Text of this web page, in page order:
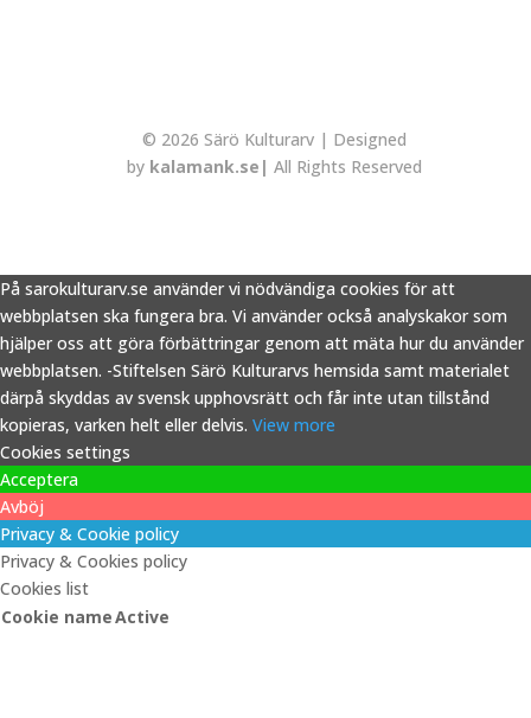
© 2026 Särö Kulturarv | Designed
by kalamank.se| All Rights Reserved
På sarokulturarv.se använder vi nödvändiga cookies för att
webbplatsen ska fungera bra. Vi använder också analyskakor som
hjälper oss att göra förbättringar genom att mäta hur du använder
webbplatsen. -Stiftelsen Särö Kulturarvs hemsida samt materialet
därpå skyddas av svensk upphovsrätt och får inte utan tillstånd
kopieras, varken helt eller delvis. View more
Cookies settings
Acceptera
Avböj
Privacy & Cookie policy
Privacy & Cookies policy
Cookies list
Cookie nameActive